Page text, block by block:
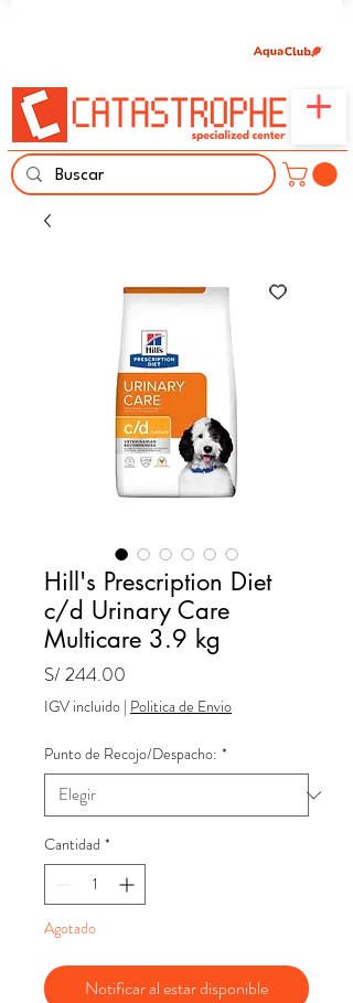
Hill's Prescription Diet
c/d Urinary Care
Multicare 3.9 kg
S/ 244.00
IGV incluido | Politica de Envio
Punto de Recojo/Despacho: *
Cantidad *
Agotado
Notificar al estar disponible